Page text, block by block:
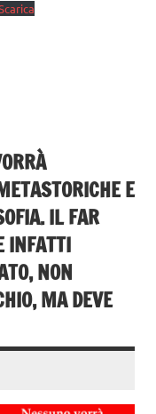
E
IL FAR
INFATTI
NON
MA DEVE